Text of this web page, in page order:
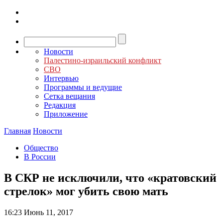
Новости
Палестино-израильский конфликт
СВО
Интервью
Программы и ведущие
Сетка вещания
Редакция
Приложение
Главная Новости
Общество
В России
В СКР не исключили, что «кратовский
стрелок» мог убить свою мать
16:23 Июнь 11, 2017